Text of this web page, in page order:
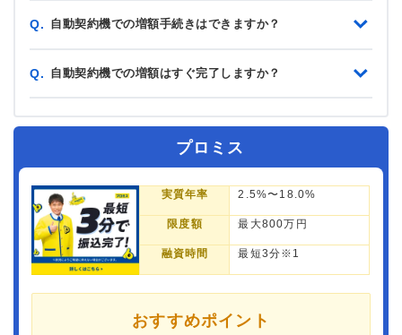
Q. 自動契約機での増額手続きはできますか？
Q. 自動契約機での増額はすぐ完了しますか？
プロミス
実質年率 2.5%〜18.0%
限度額 最大800万円
融資時間 最短3分※1
おすすめポイント